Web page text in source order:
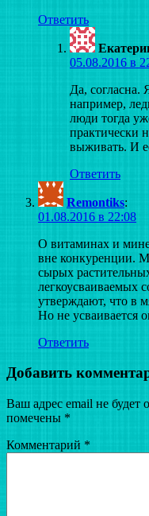
Ответить
05.08.2016 в
Да,
например,
люди тогда
практически
выживать. И
Ответить
Remontiks:
01.08.2016 в 22:08
О витаминах и
вне конкуренции.
сырых
легкоусваиваемых
утверждают, что в
Но не усваивается
Ответить
Добавить
Ваш адрес email не будет
помечены *
Комментарий *